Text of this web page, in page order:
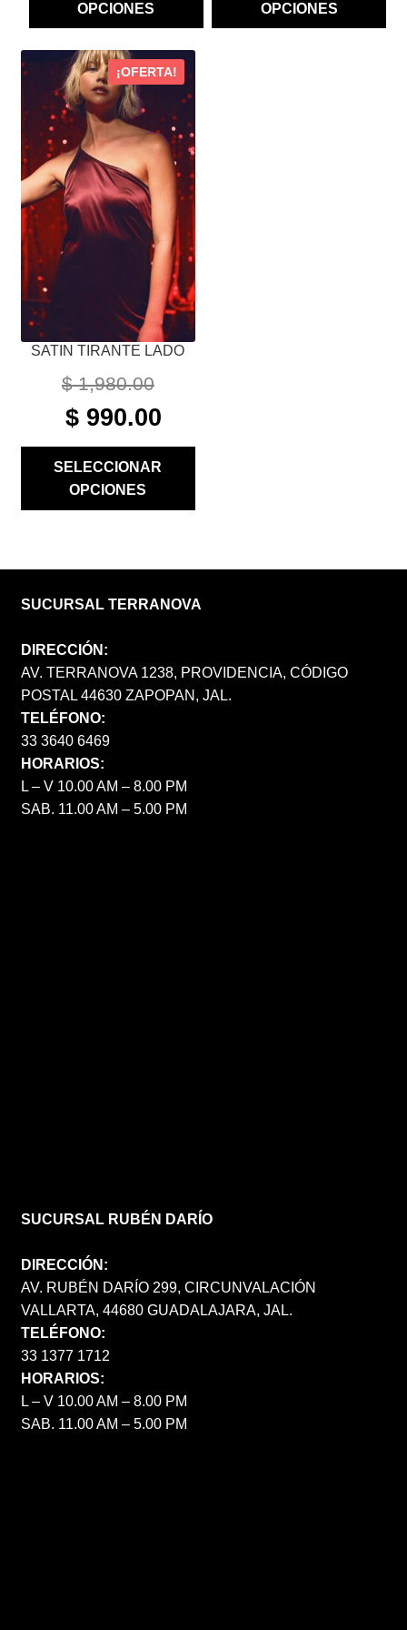
OPCIONES
OPCIONES
SATIN TIRANTE LADO
¡OFERTA!
$1,980.00
ORIGINAL
PRICE
$ 1,980.00.
$ 990.00
SELECCIONAR
OPCIONES
ESTE
PRODUCTO
TIENE
MÚLTIPLES
VARIANTES.
LAS
OPCIONES
SE
PUEDEN
ELEGIR
EN
LA
PÁGINA
DE
PRODUCTO
SUCURSAL TERRANOVA
DIRECCIÓN:
AV. TERRANOVA 1238, PROVIDENCIA, CÓDIGO
POSTAL 44630 ZAPOPAN, JAL.
TELÉFONO:
33 3640 6469
HORARIOS:
L – V 10.00 AM – 8.00 PM
SAB. 11.00 AM – 5.00 PM
SUCURSAL RUBÉN DARÍO
DIRECCIÓN:
AV. RUBÉN DARÍO 299, CIRCUNVALACIÓN
VALLARTA, 44680 GUADALAJARA, JAL.
TELÉFONO:
33 1377 1712
HORARIOS:
L – V 10.00 AM – 8.00 PM
SAB. 11.00 AM – 5.00 PM